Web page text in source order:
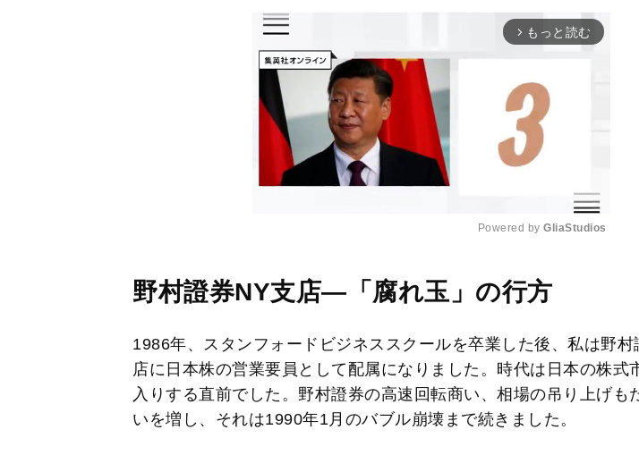
arrow_forward_ios もっと読む
u
e
Powered by GliaStudios
野村證券NY支店―「腐れ玉」の行方
1986年、スタンフォードビジネススクールを卒業した後、私は野村
店に日本株の営業要員として配属になりました。時代は日本の株式
入りする直前でした。野村證券の高速回転商い、相場の吊り上げも
いを増し、それは1990年1月のバブル崩壊まで続きました。